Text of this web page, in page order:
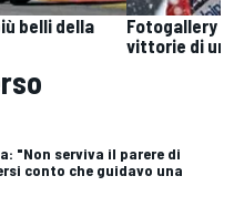
belli della
Fotogallery
vittorie di un
"Non serviva il parere di
conto che guidavo una